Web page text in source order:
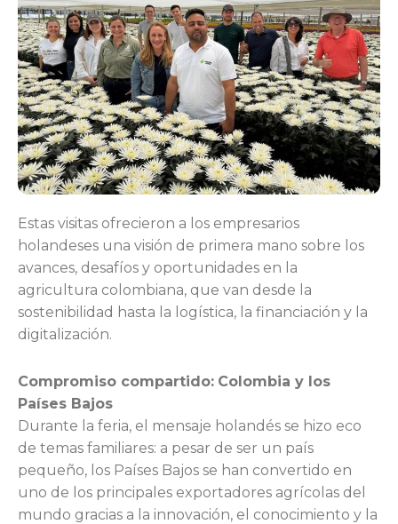
Estas visitas ofrecieron a los empresarios
holandeses una visión de primera mano sobre los
avances, desafíos y oportunidades en la
agricultura colombiana, que van desde la
sostenibilidad hasta la logística, la financiación y la
digitalización.
Compromiso compartido: Colombia y los
Países Bajos
Durante la feria, el mensaje holandés se hizo eco
de temas familiares: a pesar de ser un país
pequeño, los Países Bajos se han convertido en
uno de los principales exportadores agrícolas del
mundo gracias a la innovación, el conocimiento y la